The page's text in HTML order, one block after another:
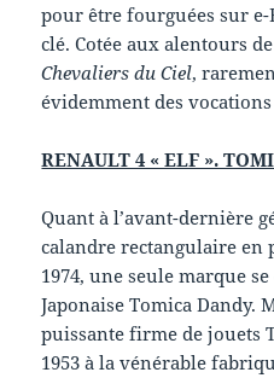
pour être fourguées sur
clé. Cotée aux alentours
Chevaliers du Ciel,
évidemment des
RENAULT 4 « ELF ».
Quant à l’avant-dernière
calandre rectangulaire en
1974, une seule marque
Japonaise Tomica Dandy.
puissante firme de jouets
1953 à la vénérable